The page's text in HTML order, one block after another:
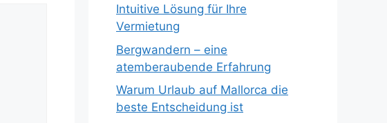
Intuitive Lösung für Ihre
Vermietung
Bergwandern – eine
atemberaubende Erfahrung
Warum Urlaub auf Mallorca die
beste Entscheidung ist